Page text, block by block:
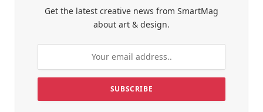
Get the latest creative news from SmartMag
about art & design.